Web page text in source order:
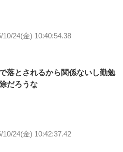
10/24(金) 10:40:54.38
落とされるから関係ないし勤勉
だろうな
10/24(金) 10:42:37.42